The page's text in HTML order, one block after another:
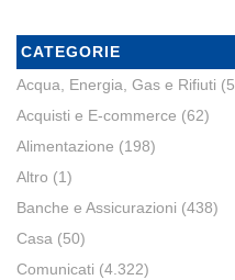
CATEGORIE
Acqua, Energia, Gas e Rifiuti
Acquisti e E-commerce (62)
Alimentazione (198)
Altro (1)
Banche e Assicurazioni (438)
Casa (50)
Comunicati (4.322)